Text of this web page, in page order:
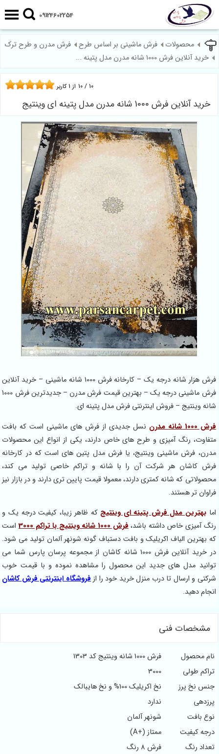
09124602254
محصولات فرش ماشینی بر اساس طرح
فرش مدرن و طرح ترک
خرید آنلاین فرش 1000 شانه مدرن مدل پتینه ...
خرید آنلاین فرش 1000 شانه مدرن مدل پتینه ای وینتیج
10 / 10 از 1کاربر
فرش هزار شانه درجه یک – کارخانه فرش 1000 شانه ماشینی – خرید آنلاین
فرش ماشینی درجه یک – بهترین قیمت فرش مدرن – جدیدترین فرش 1000
شانه وینتیج – فروش اینترنتی فرش مدل پتینه ای.
فرش 1000 شانه مدرن
نسل جدیدی از فرش های ماشینی است که بافت
متفاوت، رنگ آمیزی و طرح های خاص دارند، یکی از انواع این محصولات
مدرن، فرش ماشینی وینتیج، یا فرش مدل پتین های است که در کارخانه
فرش کاشان هر شرکت آن را با شانه و تراکم خاصی تولید می کند،
محصولاتی که شانه کمتری دارند، معمولا قیمت پایین تری دارند و در بازار نیز
فراوان تر هستند.
اما بهترین مدل فرش پتینه ای وینتیج که ظاهر زیبا، کیفیت درجه یک و
رنگ آمیزی خاص داشته باشد،فرش 1000 شانه وینتیج با تراکم 3000
است
که بهترین الیاف اکریلیک و بافت دستباف گونه شونهر آلمان تولید می شود.
در خرید آنلاین فرش 1000 شانه کاشان از مجموعه پرسان پارس شما می
توانید مدل های جدید این محصول را مشاهده نموده و با قیمت خوب
شرکتی و ارسال تا درب منزل خرید خود را ازفروشگاه اینترنتی فرش کاشان
انجام دهید.
مشخصات فنی
نام محصول
فرش 1000 شانه وینتیج کد 1303
تراکم طولی
3000
جنس نخ پرز
نخ اکریلیک 100% و نخ هایبالک
پرزدهی
ندارد
نوع بافت
شونهر آلمان
درجه کیفیت
ممتاز (+A)
تعداد رنگ
فرش 8 رنگ